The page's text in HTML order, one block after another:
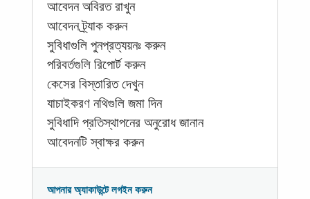
আবেদন অবিরত রাখুন
আবেদন ট্র্যাক করুন
সুবিধাগুলি পুনপ্রত্যয়নঃ করুন
পরিবর্তগুলি রিপোর্ট করুন
কেসের বিস্তারিত দেখুন
যাচাইকরণ নথিগুলি জমা দিন
সুবিধাদি প্রতিস্থাপনের অনুরোধ জানান
আবেদনটি স্বাক্ষর করুন
আপনার অ্যাকাউন্টে লগইন করুন